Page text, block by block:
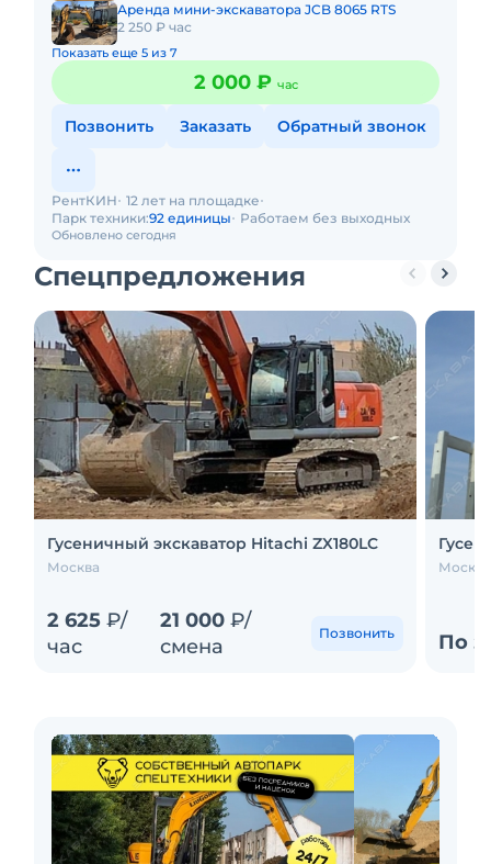
Аренда мини-экскаватора JCB 8065 RTS
2 250 ₽ час
Показать еще 5 из 7
2 000 ₽ час
Позвонить Заказать Обратный звонок
Обновлено сегодня
РентКИН 12 лет на площадке
Парк техники:92 единицы Работаем без выходных
Спецпредложения
Гусеничный экскаватор Hitachi ZX180LC
Москва
2 625 ₽/
час
21 000 ₽/
смена
Позвонить По